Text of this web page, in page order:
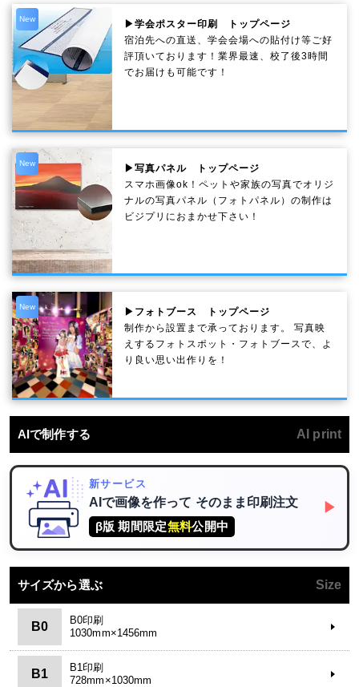
New
▶学会ポスター印刷 トップページ
宿泊先への直送、学会会場への貼付け等ご好
評頂いております！業界最速、校了後3時間
でお届けも可能です！
New
▶写真パネル トップページ
スマホ画像ok！ペットや家族の写真でオリジ
ナルの写真パネル（フォトパネル）の制作は
ビジプリにおまかせ下さい！
New
▶フォトブース トップページ
制作から設置まで承っております。 写真映
えするフォトスポット・フォトブースで、よ
り良い思い出作りを！
AIで制作する AI print
新サービス
AIで画像を作って そのまま印刷注文
β版 期間限定無料公開中
▶
サイズから選ぶ Size
B0
B0印刷
1030mm×1456mm
B1
B1印刷
728mm×1030mm